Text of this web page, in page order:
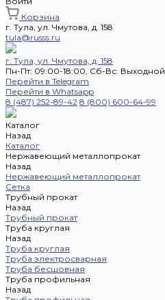
Корзина
г. Тула, ул. Чмутова, д. 158
tula@russs.ru
г. Тула, ул. Чмутова, д. 158
Пн-Пт: 09:00-18:00, Cб-Вс: Выходной
Перейти в Telegram
Перейти в Whatsapp
8 (487) 252-89-42 8 (800) 600-64-99
Каталог
Назад
Каталог
Нержавеющий металлопрокат
Назад
Нержавеющий металлопрокат
Сетка
Трубный прокат
Назад
Трубный прокат
Труба круглая
Назад
Труба круглая
Труба электросварная
Труба бесшовная
Труба профильная
Назад